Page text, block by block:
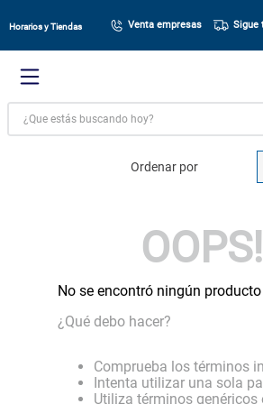
Horarios y Tiendas Venta empresas Sigue
¿Que estás buscando hoy?
Ordenar por
OOPS!
No se encontró ningún producto
¿Qué debo hacer?
Comprueba los términos
Intenta utilizar una sola
Utiliza términos genéricos